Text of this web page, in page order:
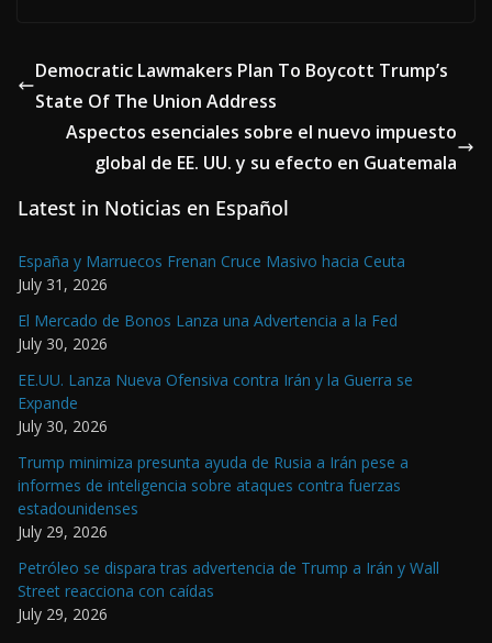
Democratic Lawmakers Plan To Boycott Trump’s
State Of The Union Address
Aspectos esenciales sobre el nuevo impuesto
global de EE. UU. y su efecto en Guatemala
Latest in Noticias en Español
España y Marruecos Frenan Cruce Masivo hacia Ceuta
July 31, 2026
El Mercado de Bonos Lanza una Advertencia a la Fed
July 30, 2026
EE.UU. Lanza Nueva Ofensiva contra Irán y la Guerra se
Expande
July 30, 2026
Trump minimiza presunta ayuda de Rusia a Irán pese a
informes de inteligencia sobre ataques contra fuerzas
estadounidenses
July 29, 2026
Petróleo se dispara tras advertencia de Trump a Irán y Wall
Street reacciona con caídas
July 29, 2026